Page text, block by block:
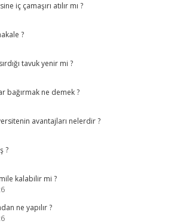
iç çamaşırı atılır mı ?
?
tavuk yenir mi ?
bağırmak ne demek ?
avantajları nelerdir ?
?
kalabilir mi ?
ne yapılır ?